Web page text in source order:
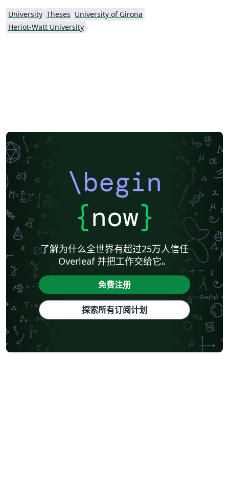
University Theses University of Girona
Heriot-Watt University
\begin
{now}
了解为什么全世界有超过25万人信任
Overleaf 并把工作交给它。
免费注册
探索所有订阅计划